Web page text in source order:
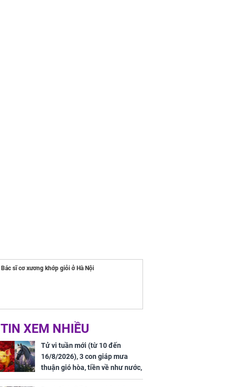
Bác sĩ cơ xương khớp giỏi ở Hà Nội
TIN XEM NHIỀU
Tử vi tuần mới (từ 10 đến
16/8/2026), 3 con giáp mưa
thuận gió hòa, tiền về như nước,
bạc vàng dư dả, Phú Quý Vinh